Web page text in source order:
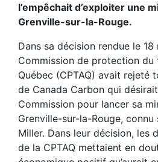
l’empêchait d’exploiter une
Grenville-sur-la-Rouge.
Dans sa décision rendue le 18
Commission de protection
Québec (CPTAQ) avait rejeté
de Canada Carbon qui
Commission pour lancer sa
Grenville-sur-la-Rouge,
Miller. Dans leur décision, les
de la CPTAQ mettaient en